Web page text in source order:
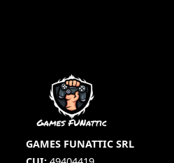
GAMES FUNATTIC SRL